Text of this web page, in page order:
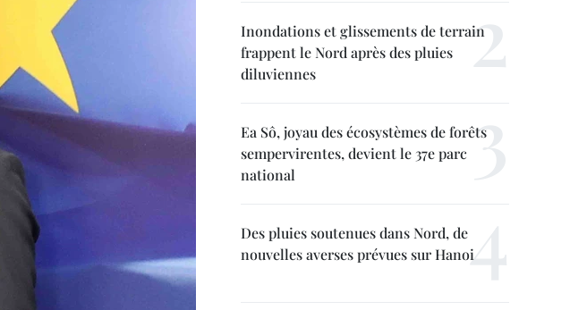
Inondations et glissements de terrain
frappent le Nord après des pluies
diluviennes
Ea Sô, joyau des écosystèmes de forêts
sempervirentes, devient le 37e parc
national
Des pluies soutenues dans Nord, de
nouvelles averses prévues sur Hanoi